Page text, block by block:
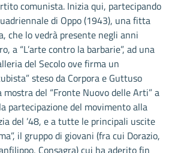
comunista. Inizia qui, partecipando
di Oppo (1943), una fitta
che lo vedrà presente negli anni
a “L’arte contro la barbarie”, ad una
del Secolo ove firma un
steso da Corpora e Guttuso
del “Fronte Nuovo delle Arti” a
partecipazione del movimento alla
del ’48, e a tutte le principali uscite
il gruppo di giovani (fra cui Dorazio,
Consagra) cui ha aderito fin